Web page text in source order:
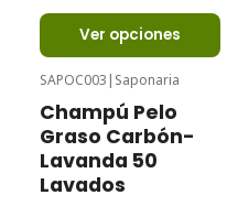
Ver opciones
SAPOC003 | Saponaria
Champú Pelo
Graso Carbón-
Lavanda 50
Lavados